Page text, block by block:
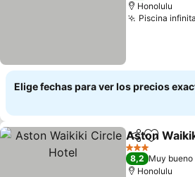
Honolulu
Piscina
Elige fechas para ver los precios
Compartir
Aston
3 Estrellas
8,2 Muy bueno
Honolulu